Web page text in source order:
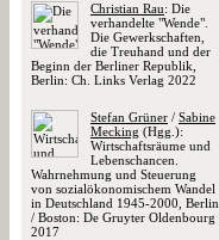
Christian Rau: Die
verhandelte "Wende".
Die Gewerkschaften,
die Treuhand und der
Beginn der Berliner Republik,
Berlin: Ch. Links Verlag 2022
Stefan Grüner / Sabine
Mecking (Hgg.):
Wirtschaftsräume und
Lebenschancen.
Wahrnehmung und Steuerung
von sozialökonomischem Wandel
in Deutschland 1945-2000, Berlin
/ Boston: De Gruyter Oldenbourg
2017